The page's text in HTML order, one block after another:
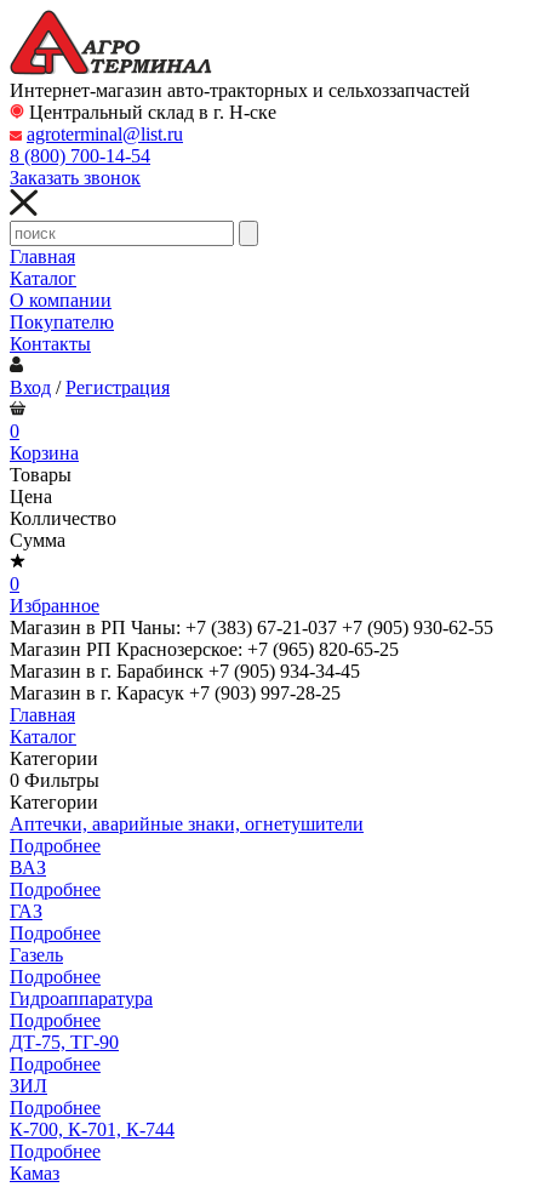
Интернет-магазин авто-тракторных и сельхоззапчастей
Центральный склад в г. Н-ске
agroterminal@list.ru
8 (800) 700-14-54
Заказать звонок
Главная
Каталог
О компании
Покупателю
Контакты
Вход /Регистрация
0
Корзина
Товары
Цена
Колличество
Сумма
0
Избранное
Магазин в РП Чаны: +7 (383) 67-21-037 +7 (905) 930-62-55
Магазин РП Краснозерское: +7 (965) 820-65-25
Магазин в г. Барабинск +7 (905) 934-34-45
Магазин в г. Карасук +7 (903) 997-28-25
Главная
Каталог
Категории
0 Фильтры
Категории
Аптечки, аварийные знаки, огнетушители
Подробнее
ВАЗ
Подробнее
ГАЗ
Подробнее
Газель
Подробнее
Гидроаппаратура
Подробнее
ДТ-75, ТГ-90
Подробнее
ЗИЛ
Подробнее
К-700, К-701, К-744
Подробнее
Камаз